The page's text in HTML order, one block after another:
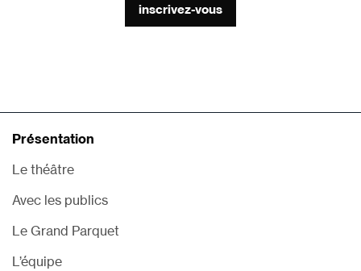
inscrivez-vous
Présentation
Le théâtre
Avec les publics
Le Grand Parquet
L’équipe